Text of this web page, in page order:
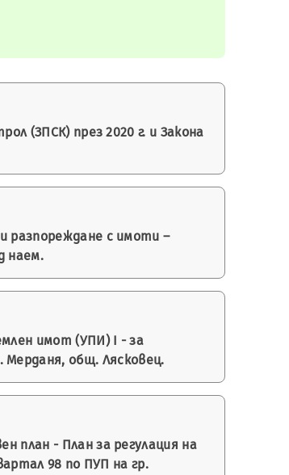
(ЗПСК) през 2020 г. и Закона
разпореждане с имоти –
наем.
имот (УПИ) І - за
Мерданя, общ. Лясковец.
план - План за регулация на
98 по ПУП на гр.